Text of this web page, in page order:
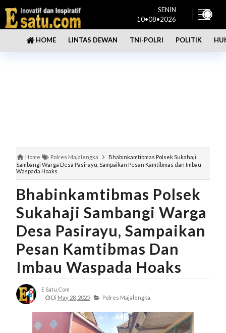
SENIN
10•08•2026
HOME LINTAS DEWAN TNI-POLRI POLITIK
Home Polres Majalengka
Bhabinkamtibmas Polsek Sukahaji
Sambangi Warga Desa Pasirayu, Sampaikan Pesan Kamtibmas dan Imbau
Waspada Hoaks
Bhabinkamtibmas Polsek
Sukahaji Sambangi Warga
Desa Pasirayu, Sampaikan
Pesan Kamtibmas Dan
Imbau Waspada Hoaks
E Satu.com
Di May 28, 2025 Polres Majalengka,